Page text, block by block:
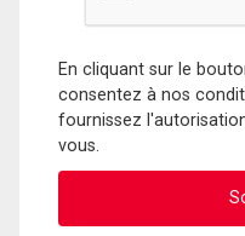
En cliquant sur le
consentez à nos
fournissez
vous.